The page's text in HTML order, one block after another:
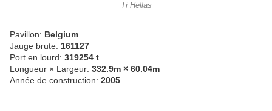
Ti Hellas
Pavillon: Belgium
Jauge brute: 161127
Port en lourd: 319254 t
Longueur × Largeur: 332.9m × 60.04m
Année de construction: 2005